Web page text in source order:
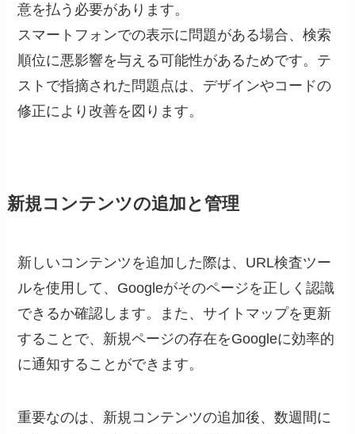
意を払う必要があります。
スマートフォンでの表示に問題がある場合、検索
順位に悪影響を与える可能性があるためです。テ
ストで指摘された問題点は、デザインやコードの
修正により改善を図ります。
新規コンテンツの追加と管理
新しいコンテンツを追加した際は、URL検査ツー
ルを使用して、Googleがそのページを正しく認識
できるか確認します。また、サイトマップを更新
することで、新規ページの存在をGoogleに効率的
に通知することができます。
重要なのは、新規コンテンツの追加後、数週間に